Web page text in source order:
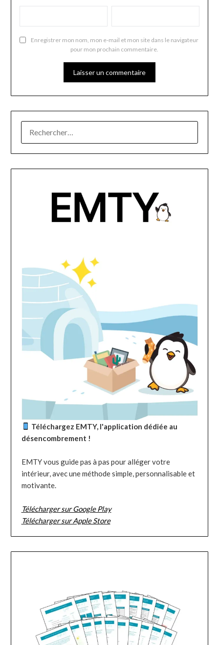
Enregistrer mon nom, mon e-mail et mon site dans le navigateur
pour mon prochain commentaire.
Téléchargez EMTY, l'application dédiée au
désencombrement !
EMTY vous guide pas à pas pour alléger votre
intérieur, avec une méthode simple, personnalisable et
motivante.
Télécharger sur Google Play
Télécharger sur Apple Store